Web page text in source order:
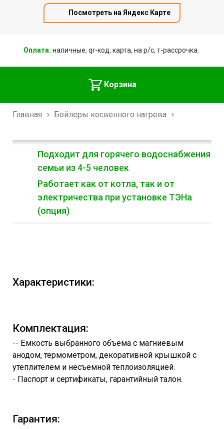
Посмотреть на Яндекс Карте
Оплата: наличные, qr-код, карта, на р/с, т-рассрочка.
Корзина
Главная Бойлеры косвенного нагрева
Подходит для горячего водоснабжения
семьи из 4-5 человек
Работает как от котла, так и от
электричества при установке ТЭНа
(опция)
Характеристики:
Комплектация:
-- Ёмкость выбранного объема с магниевым
анодом, термометром, декоративной крышкой с
утеплителем и несъемной теплоизоляцией.
- Паспорт и сертификаты, гарантийный талон.
Гарантия: